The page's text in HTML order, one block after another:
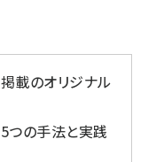
載のオリジナル
つの手法と実践